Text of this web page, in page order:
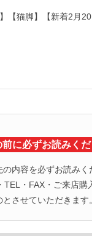
【猫脚】【新着2月
に必ずお読みくだ
内容を必ずお読みく
・FAX・ご来店購
させていただきます。